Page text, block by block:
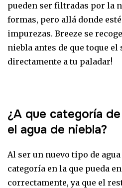
pueden ser filtradas por la
formas, pero allá donde
impurezas. Breeze se
niebla antes de que toque el
directamente a tu paladar!
¿A que categoría
el agua de niebla?
Al ser un nuevo tipo de
categoría en la que pueda
correctamente, ya que el